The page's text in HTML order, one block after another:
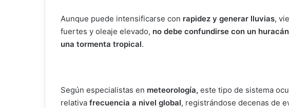
Aunque puede intensificarse con rapidez y generar lluvias,
fuertes y oleaje elevado, no debe confundirse con un
una tormenta tropical.
Según especialistas en meteorología, este tipo de sistema
relativa frecuencia a nivel global, registrándose decenas de